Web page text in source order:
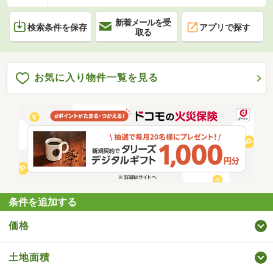
検索条件を保存
新着メールを受
取る
アプリで探す
お気に入り物件一覧を見る
条件を追加する
価格
土地面積